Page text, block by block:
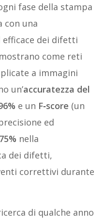
fase della stampa
con una
dei difetti
come reti
a immagini
un’accuratezza del
e un F‑score (un
ed
nella
dei difetti,
correttivi durante
di qualche anno